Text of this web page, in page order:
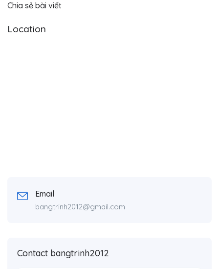
Chia sẻ bài viết
Location
Email
bangtrinh2012@gmail.com
Contact bangtrinh2012